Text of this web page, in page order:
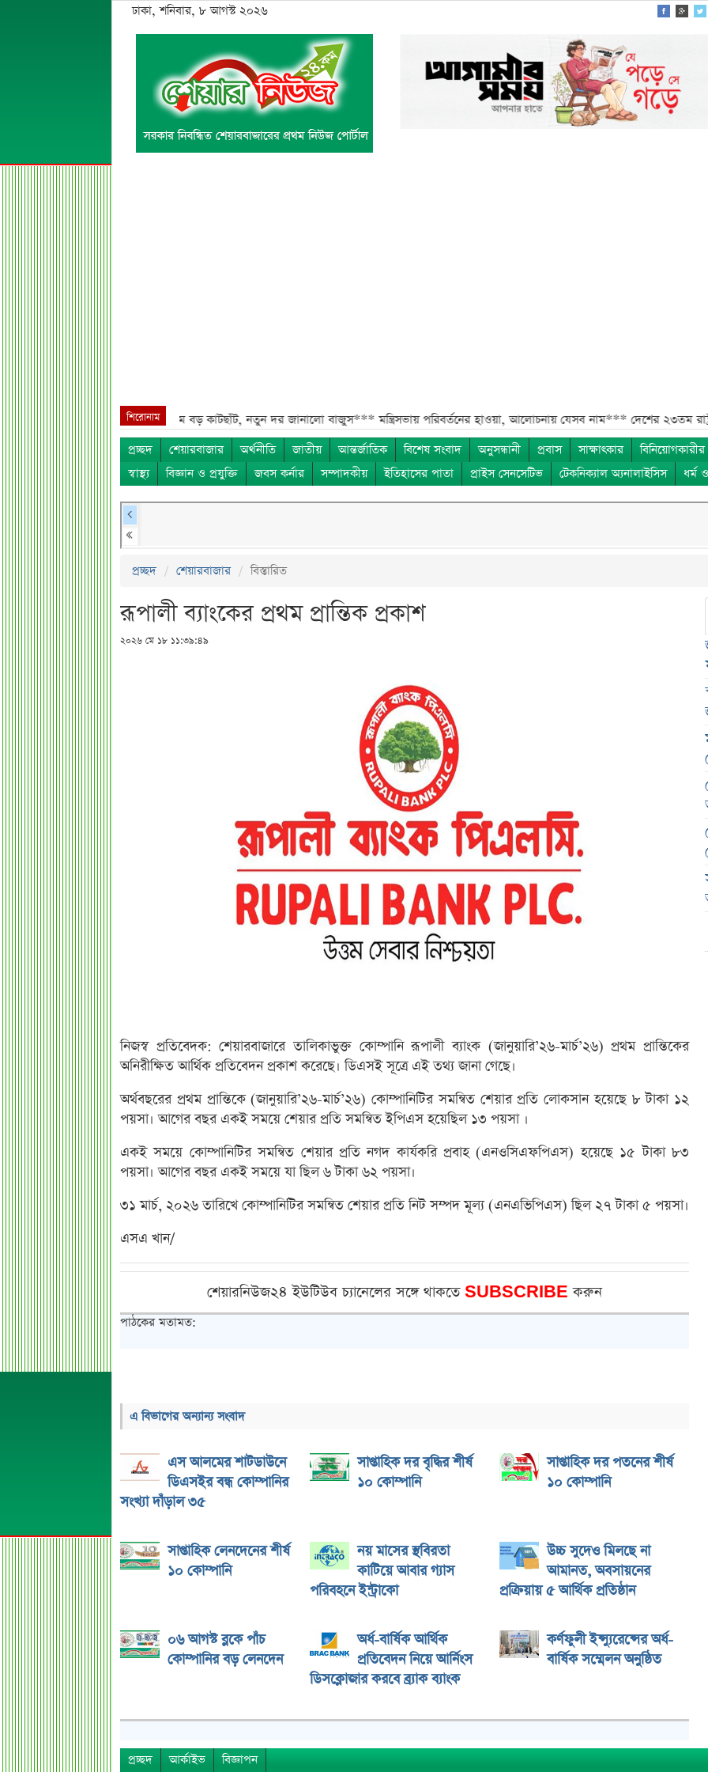
ঢাকা, শনিবার, ৮ আগস্ট ২০২৬
শিরোনাম
স্বর্ণের দামে বড় কাটছাঁট, নতুন দর জানালো বাজুস*** মন্ত্রিসভায় পরিবর্তনের হাওয়া, আলোচনায় যেসব নাম*** দেশের ২৩তম
প্রচ্ছদ
শেয়ারবাজার অর্থনীতি জাতীয় আন্তর্জাতিক বিশেষ সংবাদ অনুসন্ধানী প্রবাস সাক্ষাৎকার
স্বাস্থ্য
বিজ্ঞান ও প্রযুক্তি জবস কর্নার সম্পাদকীয় ইতিহাসের পাতা প্রাইস সেনসেটিভ টেকনিক্যাল অ্যনালাইসিস ধর্ম
প্রচ্ছদ শেয়ারবাজার বিস্তারিত
রূপালী ব্যাংকের প্রথম প্রান্তিক প্রকাশ
২০২৬ মে ১৮ ১১:৩৯:৪৯
নিজস্ব প্রতিবেদক: শেয়ারবাজারে তালিকাভুক্ত কোম্পানি রূপালী ব্যাংক (জানুয়ারি’২৬-মার্চ’২৬) প্রথম প্রান্তিকের
অনিরীক্ষিত আর্থিক প্রতিবেদন প্রকাশ করেছে। ডিএসই সূত্রে এই তথ্য জানা গেছে।
অর্থবছরের প্রথম প্রান্তিকে (জানুয়ারি’২৬-মার্চ’২৬) কোম্পানিটির সমন্বিত শেয়ার প্রতি লোকসান হয়েছে ৮ টাকা ১২
পয়সা। আগের বছর একই সময়ে শেয়ার প্রতি সমন্বিত ইপিএস হয়েছিল ১৩ পয়সা ।
একই সময়ে কোম্পানিটির সমন্বিত শেয়ার প্রতি নগদ কার্যকরি প্রবাহ (এনওসিএফপিএস) হয়েছে ১৫ টাকা ৮৩
পয়সা। আগের বছর একই সময়ে যা ছিল ৬ টাকা ৬২ পয়সা।
৩১ মার্চ, ২০২৬ তারিখে কোম্পানিটির সমন্বিত শেয়ার প্রতি নিট সম্পদ মূল্য (এনএভিপিএস) ছিল ২৭ টাকা ৫ পয়সা।
এসএ খান/
শেয়ারনিউজ২৪ ইউটিউব চ্যানেলের সঙ্গে থাকতে SUBSCRIBEকরুন
পাঠকের মতামত:
এ বিভাগের অন্যান্য সংবাদ
এস আলমের শাটডাউনে
ডিএসইর বন্ধ কোম্পানির
সংখ্যা দাঁড়াল ৩৫
সাপ্তাহিক দর বৃদ্ধির শীর্ষ
১০ কোম্পানি
সাপ্তাহিক দর পতনের শীর্ষ
১০ কোম্পানি
সাপ্তাহিক লেনদেনের শীর্ষ
১০ কোম্পানি
নয় মাসের স্থবিরতা
কাটিয়ে আবার গ্যাস
পরিবহনে ইন্ট্রাকো
উচ্চ সুদেও মিলছে না
আমানত, অবসায়নের
প্রক্রিয়ায় ৫ আর্থিক প্রতিষ্ঠান
০৬ আগস্ট ব্লকে পাঁচ
কোম্পানির বড় লেনদেন
অর্ধ-বার্ষিক আর্থিক
প্রতিবেদন নিয়ে আর্নিংস
ডিসক্লোজার করবে ব্র্যাক ব্যাংক
কর্ণফুলী ইন্স্যুরেন্সের অর্ধ-
বার্ষিক সম্মেলন অনুষ্ঠিত
প্রচ্ছদ আর্কাইভ বিজ্ঞাপন